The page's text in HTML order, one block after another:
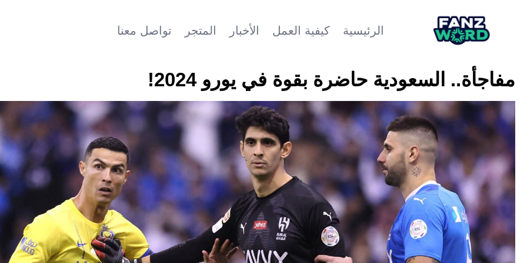
الرئيسية كيفية العمل الأخبار المتجر تواصل معنا
مفاجأة.. السعودية حاضرة بقوة في يورو 2024!